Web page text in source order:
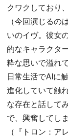
クワクしており
（今回演じる
いのイヴ。彼女
的なキャラクタ
粋な思いで溢れ
日常生活でAIに
進化していて触
な存在と話して
で、興奮してし
（『トロン：ア